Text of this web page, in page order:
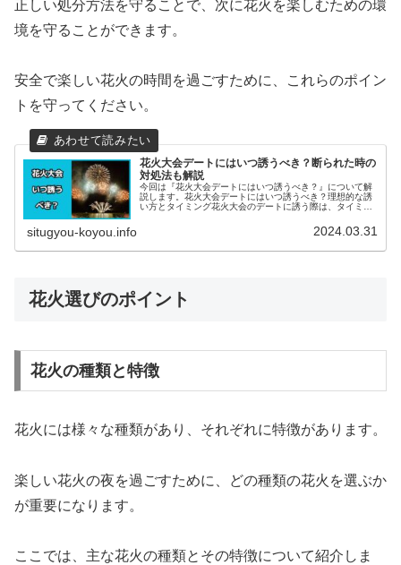
正しい処分方法を守ることで、次に花火を楽しむための環
境を守ることができます。
安全で楽しい花火の時間を過ごすために、これらのポイン
トを守ってください。
花火大会デートにはいつ誘うべき？断られた時の
対処法も解説
今回は『花火大会デートにはいつ誘うべき？』について解
説します。花火大会デートにはいつ誘うべき？理想的な誘
い方とタイミング花火大会のデートに誘う際は、タイミン
situgyou-koyou.info 2024.03.31
花火選びのポイント
花火の種類と特徴
花火には様々な種類があり、それぞれに特徴があります。
楽しい花火の夜を過ごすために、どの種類の花火を選ぶか
が重要になります。
ここでは、主な花火の種類とその特徴について紹介しま